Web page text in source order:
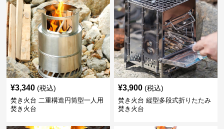
¥3,340 (税込)
焚き火台 二重構造円筒型一人用
焚き火台
¥3,900 (税込)
焚き火台 縦型多段式折りたたみ
焚き火台